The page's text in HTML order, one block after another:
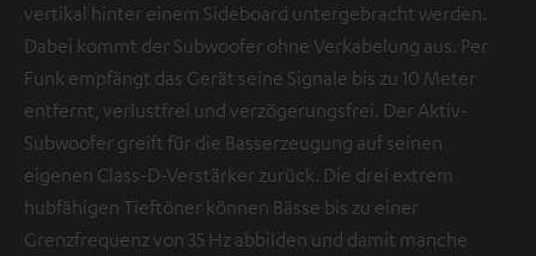
vertikal hinter einem Sideboard untergebracht werden.
Dabei kommt der Subwoofer ohne Verkabelung aus. Per
Funk empfängt das Gerät seine Signale bis zu 10 Meter
entfernt, verlustfrei und verzögerungsfrei. Der Aktiv-
Subwoofer greift für die Basserzeugung auf seinen
eigenen Class-D-Verstärker zurück. Die drei extrem
hubfähigen Tieftöner können Bässe bis zu einer
Grenzfrequenz von 35 Hz abbilden und damit manche